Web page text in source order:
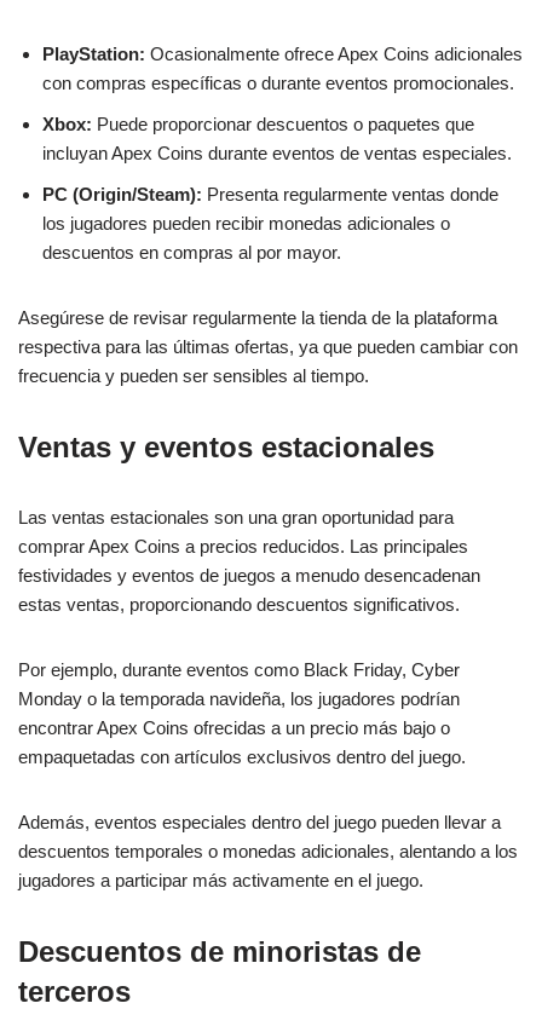
PlayStation: Ocasionalmente ofrece Apex Coins adicionales
con compras específicas o durante eventos promocionales.
Xbox: Puede proporcionar descuentos o paquetes que
incluyan Apex Coins durante eventos de ventas especiales.
PC (Origin/Steam): Presenta regularmente ventas donde
los jugadores pueden recibir monedas adicionales o
descuentos en compras al por mayor.
Asegúrese de revisar regularmente la tienda de la plataforma
respectiva para las últimas ofertas, ya que pueden cambiar con
frecuencia y pueden ser sensibles al tiempo.
Ventas y eventos estacionales
Las ventas estacionales son una gran oportunidad para
comprar Apex Coins a precios reducidos. Las principales
festividades y eventos de juegos a menudo desencadenan
estas ventas, proporcionando descuentos significativos.
Por ejemplo, durante eventos como Black Friday, Cyber
Monday o la temporada navideña, los jugadores podrían
encontrar Apex Coins ofrecidas a un precio más bajo o
empaquetadas con artículos exclusivos dentro del juego.
Además, eventos especiales dentro del juego pueden llevar a
descuentos temporales o monedas adicionales, alentando a los
jugadores a participar más activamente en el juego.
Descuentos de minoristas de
terceros